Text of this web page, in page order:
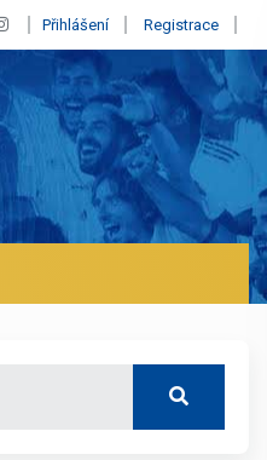
Vinícius! Blíží se jeho odchod z
Přihlášení Registrace